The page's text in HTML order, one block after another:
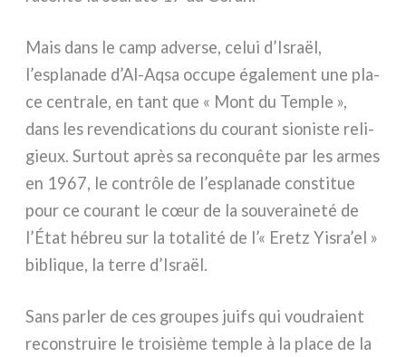
Mais dans le camp adver­se, celui d’Israël,
l’esplanade d’Al-Aqsa occu­pe éga­le­ment une pla­
ce cen­tra­le, en tant que « Mont du Temple »,
dans les reven­di­ca­tions du cou­rant sio­ni­ste reli­
gieux. Surtout après sa recon­quê­te par les armes
en 1967, le con­trô­le de l’esplanade con­sti­tue
pour ce cou­rant le cœur de la sou­ve­rai­ne­té de
l’État hébreu sur la tota­li­té de l’« Eretz Yisra’el »
bibli­que, la ter­re d’Israël.
Sans par­ler de ces grou­pes juifs qui vou­dra­ient
recon­strui­re le troi­siè­me tem­ple à la pla­ce de la